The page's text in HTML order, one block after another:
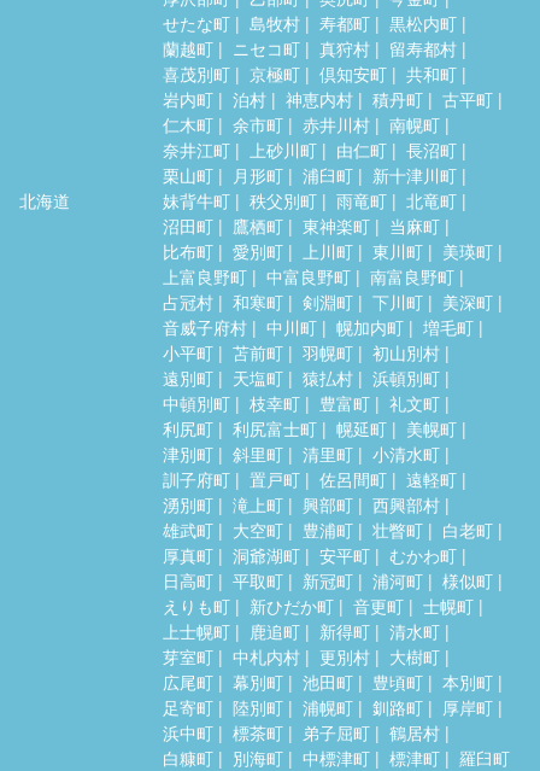
北海道
せたな町
島牧村 寿都町
黒松内町
蘭越町
ニセコ町 真狩村
留寿都村
喜茂別町
京極町 倶知安町
共和町
岩内町
泊村 神恵内村 積丹町
古平町
仁木町
余市町 赤井川村
南幌町
奈井江町
上砂川町 由仁町
長沼町
栗山町
月形町 浦臼町
新十津川町
妹背牛町
秩父別町 雨竜町
北竜町
沼田町
鷹栖町 東神楽町
当麻町
比布町
愛別町 上川町 東川町
美瑛町
上富良野町
中富良野町
南富良野町
占冠村
和寒町 剣淵町 下川町
美深町
音威子府村
中川町 幌加内町
増毛町
小平町
苫前町 羽幌町
初山別村
遠別町
天塩町 猿払村
浜頓別町
中頓別町
枝幸町 豊富町
礼文町
利尻町
利尻富士町 幌延町
美幌町
津別町
斜里町 清里町
小清水町
訓子府町
置戸町 佐呂間町
遠軽町
湧別町
滝上町 興部町
西興部村
雄武町
大空町 豊浦町 壮瞥町
白老町
厚真町
洞爺湖町 安平町
むかわ町
日高町
平取町 新冠町 浦河町
様似町
えりも町
新ひだか町 音更町
士幌町
上士幌町
鹿追町 新得町
清水町
芽室町
中札内村 更別村
大樹町
広尾町
幕別町 池田町 豊頃町
本別町
足寄町
陸別町 浦幌町 釧路町
厚岸町
浜中町
標茶町 弟子屈町
鶴居村
白糠町
別海町 中標津町 標津町 羅臼町